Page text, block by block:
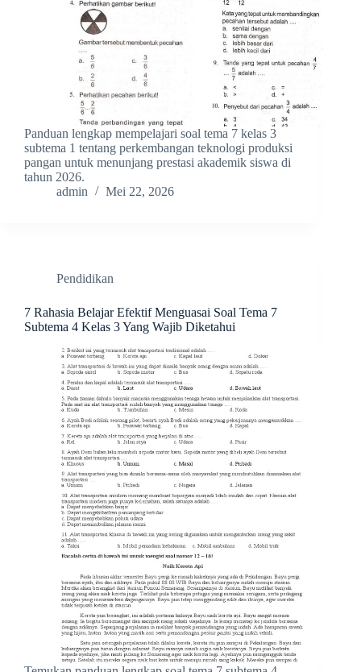
Panduan lengkap mempelajari soal tema 7 kelas 3
subtema 1 tentang perkembangan teknologi produksi
pangan untuk menunjang prestasi akademik siswa di
tahun 2026.
admin
Mei 22, 2026
Pendidikan
7 Rahasia Belajar Efektif Menguasai Soal Tema 7
Subtema 4 Kelas 3 Yang Wajib Diketahui